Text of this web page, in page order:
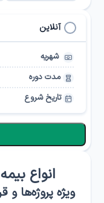
انواع
ویژه پروژه‌ها و
آنلاین
شهریه
مدت دوره
تاریخ شروع